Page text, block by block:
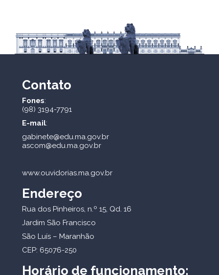
Contato
Fones:
(98) 3194-7791
E-mail:
gabinete@edu.ma.gov.br
ascom@edu.ma.gov.br
www.ouvidorias.ma.gov.br
Endereço
Rua dos Pinheiros, n.º 15, Qd. 16
Jardim São Francisco
São Luís – Maranhão
CEP: 65076-250
Horário de funcionamento: